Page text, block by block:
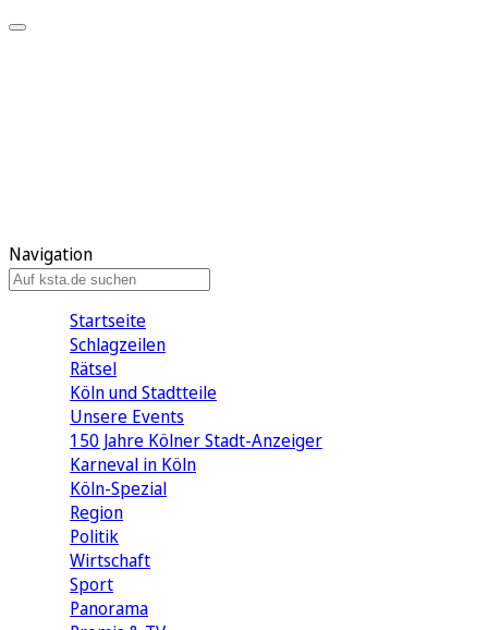
Navigation
Startseite
Schlagzeilen
Rätsel
Köln und Stadtteile
Unsere Events
150 Jahre Kölner Stadt-Anzeiger
Karneval in Köln
Köln-Spezial
Region
Politik
Wirtschaft
Sport
Panorama